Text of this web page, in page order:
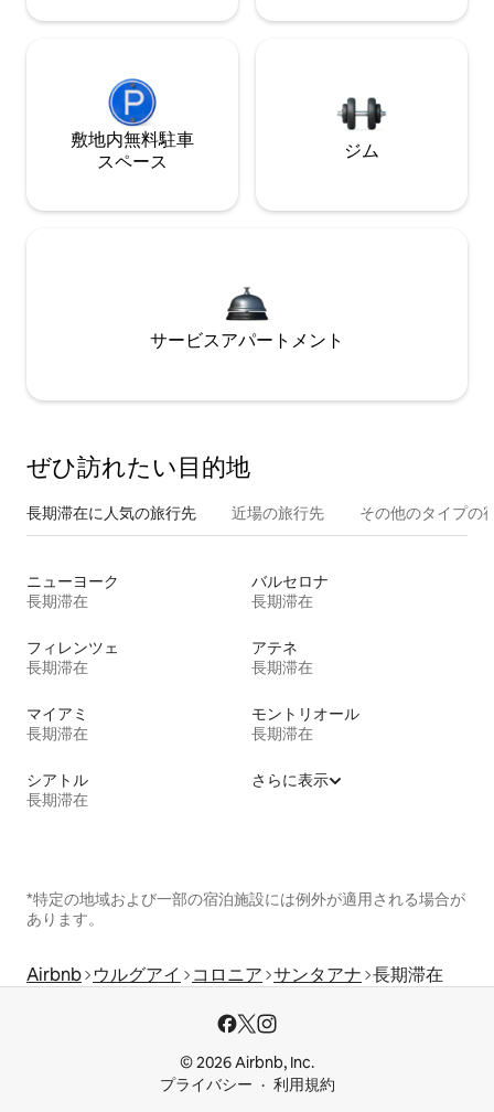
敷地内無料駐⁠車
ス⁠ペ⁠ー⁠ス
ジム
サービスアパートメント
ぜひ訪⁠れ⁠た⁠い目⁠的⁠地
長期滞在に人気の旅行先 近場の旅行先 その他のタ⁠イ⁠プ⁠の
ニューヨーク
長期滞在
バルセロナ
長期滞在
フィレンツェ
長期滞在
アテネ
長期滞在
マイアミ
長期滞在
モントリオール
長期滞在
シアトル
長期滞在
さらに表示
*特定の地域および一部の宿泊施設には例外が適用される場合が
あります。
Airbnb ウルグアイ コロニア サンタアナ 長期滞在
© 2026 Airbnb, Inc.
プライバシー
利用規約